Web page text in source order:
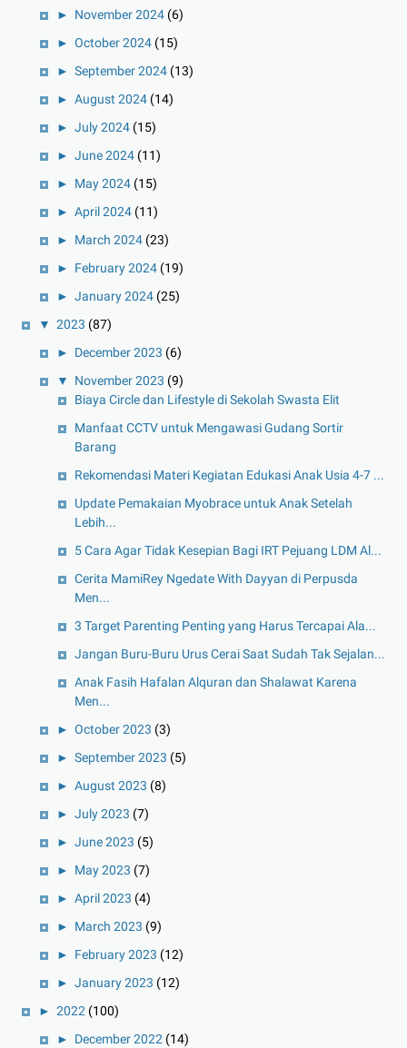
► November 2024 (6)
► October 2024 (15)
► September 2024 (13)
► August 2024 (14)
► July 2024 (15)
► June 2024 (11)
► May 2024 (15)
► April 2024 (11)
► March 2024 (23)
► February 2024 (19)
► January 2024 (25)
▼ 2023 (87)
► December 2023 (6)
▼ November 2023 (9)
Biaya Circle dan Lifestyle di Sekolah Swasta Elit
Manfaat CCTV untuk Mengawasi Gudang Sortir
Barang
Rekomendasi Materi Kegiatan Edukasi Anak Usia 4-7 ...
Update Pemakaian Myobrace untuk Anak Setelah
Lebih...
5 Cara Agar Tidak Kesepian Bagi IRT Pejuang LDM Al...
Cerita MamiRey Ngedate With Dayyan di Perpusda
Men...
3 Target Parenting Penting yang Harus Tercapai Ala...
Jangan Buru-Buru Urus Cerai Saat Sudah Tak Sejalan...
Anak Fasih Hafalan Alquran dan Shalawat Karena
Men...
► October 2023 (3)
► September 2023 (5)
► August 2023 (8)
► July 2023 (7)
► June 2023 (5)
► May 2023 (7)
► April 2023 (4)
► March 2023 (9)
► February 2023 (12)
► January 2023 (12)
► 2022 (100)
► December 2022 (14)